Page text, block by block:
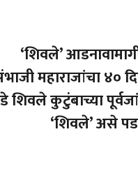
‘शिवले’
महाराजांचा
कुटुंबाच्या
‘शिवले’ असे